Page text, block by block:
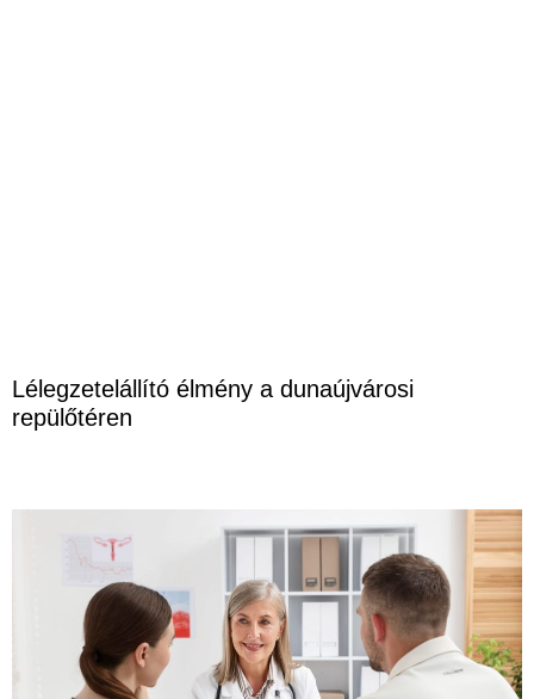
Lélegzetelállító élmény a dunaújvárosi
repülőtéren